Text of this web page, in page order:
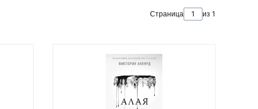
Страница из 1